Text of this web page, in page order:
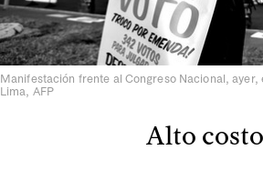
Manifestación frente al Congreso Nacional, ayer,
Lima, AFP
Alto costo